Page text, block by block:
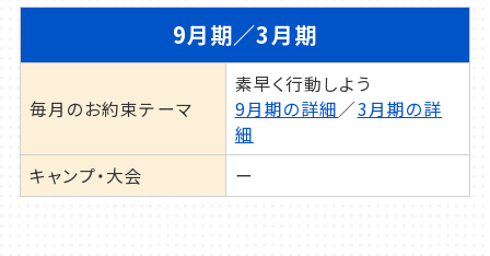
9月期／3月期
毎月のお約束テーマ
素早く行動しよう
9月期の詳細／3月期の詳
細
キャンプ・大会
ー